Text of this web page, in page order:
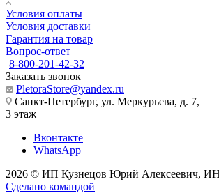
Условия оплаты
Условия доставки
Гарантия на товар
Вопрос-ответ
8-800-201-42-32
Заказать звонок
PletoraStore@yandex.ru
Санкт-Петербург, ул. Меркурьева, д. 7,
3 этаж
Вконтакте
WhatsApp
2026 © ИП Кузнецов Юрий Алексеевич,
Сделано командой